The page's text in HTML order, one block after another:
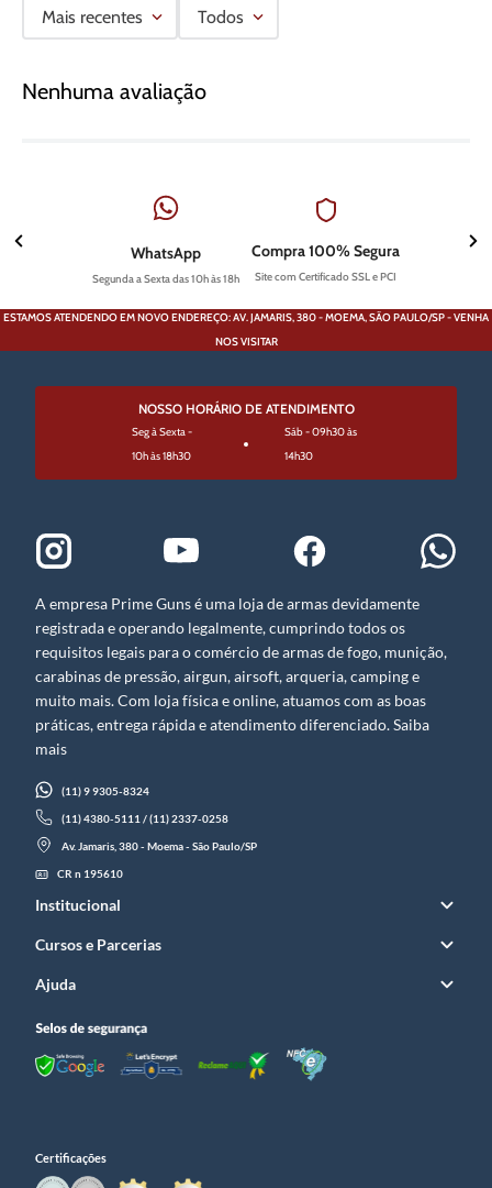
Mais recentes Todos
Nenhuma avaliação
WhatsApp
Segunda a Sexta das 10h às 18h
Compra 100% Segura
Site com Certificado SSL e PCI
ESTAMOS ATENDENDO EM NOVO ENDEREÇO: AV. JAMARIS, 380 - MOEMA, SÃO PAULO/SP - VENHA
NOS VISITAR
NOSSO HORÁRIO DE ATENDIMENTO
Seg à Sexta -
10h às 18h30
Sáb - 09h30 às
14h30
A empresa Prime Guns é uma loja de armas devidamente
registrada e operando legalmente, cumprindo todos os
requisitos legais para o comércio de armas de fogo, munição,
carabinas de pressão, airgun, airsoft, arqueria, camping e
muito mais. Com loja física e online, atuamos com as boas
práticas, entrega rápida e atendimento diferenciado. Saiba
mais
(11) 9 9305-8324
(11) 4380-5111 / (11) 2337-0258
Av. Jamaris, 380 - Moema - São Paulo/SP
CR n 195610
Institucional
Cursos e Parcerias
Ajuda
Certificações